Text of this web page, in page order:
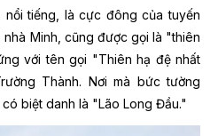
tiếng, là cực đông của tuyến
Minh, cũng được gọi là "thiên
với tên gọi "Thiên hạ đệ nhất
Thành. Nơi mà bức tường
biệt danh là "Lão Long Đầu."